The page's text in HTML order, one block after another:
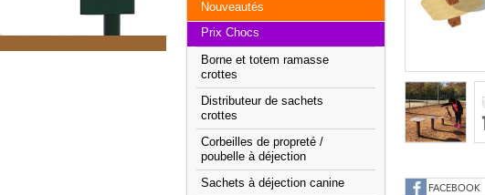
Nouveautés
Prix Chocs
Borne et totem ramasse
crottes
Distributeur de sachets
crottes
Corbeilles de propreté /
poubelle à déjection
Sachets à déjection canine FACEBOOK